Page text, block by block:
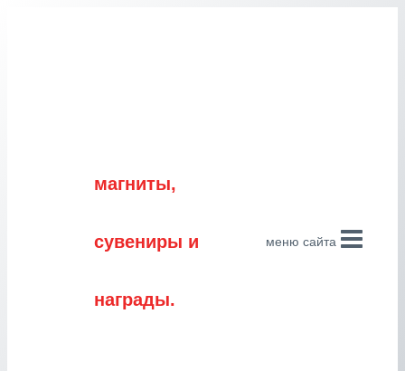
магниты,
сувениры и
награды.
меню сайта